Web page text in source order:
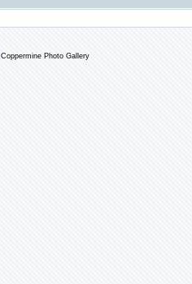
Coppermine Photo Gallery